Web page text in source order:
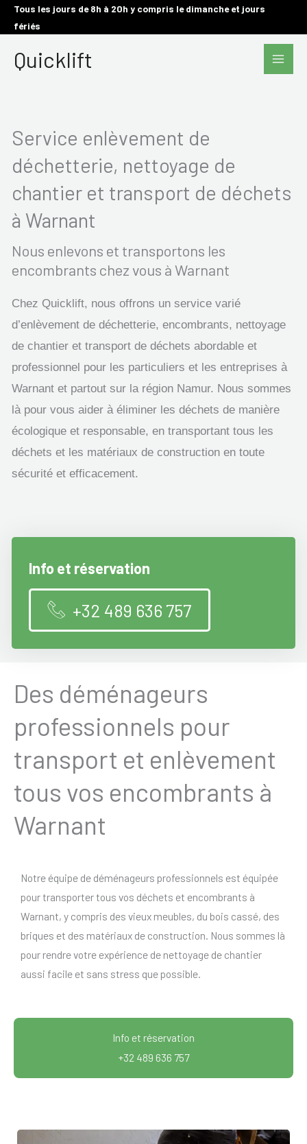
AllerTous les jours de 8h à 20h y compris le dimanche et jours
fériés
Quicklift
Main
Service enlèvement de
déchetterie, nettoyage de
chantier et transport de déchets
à Warnant
Nous enlevons et transportons les
encombrants chez vous à Warnant
Chez Quicklift, nous offrons un service varié
d’enlèvement de déchetterie, encombrants, nettoyage
de chantier et transport de déchets abordable et
professionnel pour les particuliers et les entreprises à
Warnant et partout sur la région Namur. Nous sommes
là pour vous aider à éliminer les déchets de manière
écologique et responsable, en transportant tous les
déchets et les matériaux de construction en toute
sécurité et efficacement.
Info et réservation
+32 489 636 757
Des déménageurs
professionnels pour
transport et enlèvement
tous vos encombrants à
Warnant
Notre équipe de déménageurs professionnels est équipée
pour transporter tous vos déchets et encombrants à
Warnant, y compris des vieux meubles, du bois cassé, des
briques et des matériaux de construction. Nous sommes là
pour rendre votre expérience de nettoyage de chantier
aussi facile et sans stress que possible.
Info et réservation
+32 489 636 757